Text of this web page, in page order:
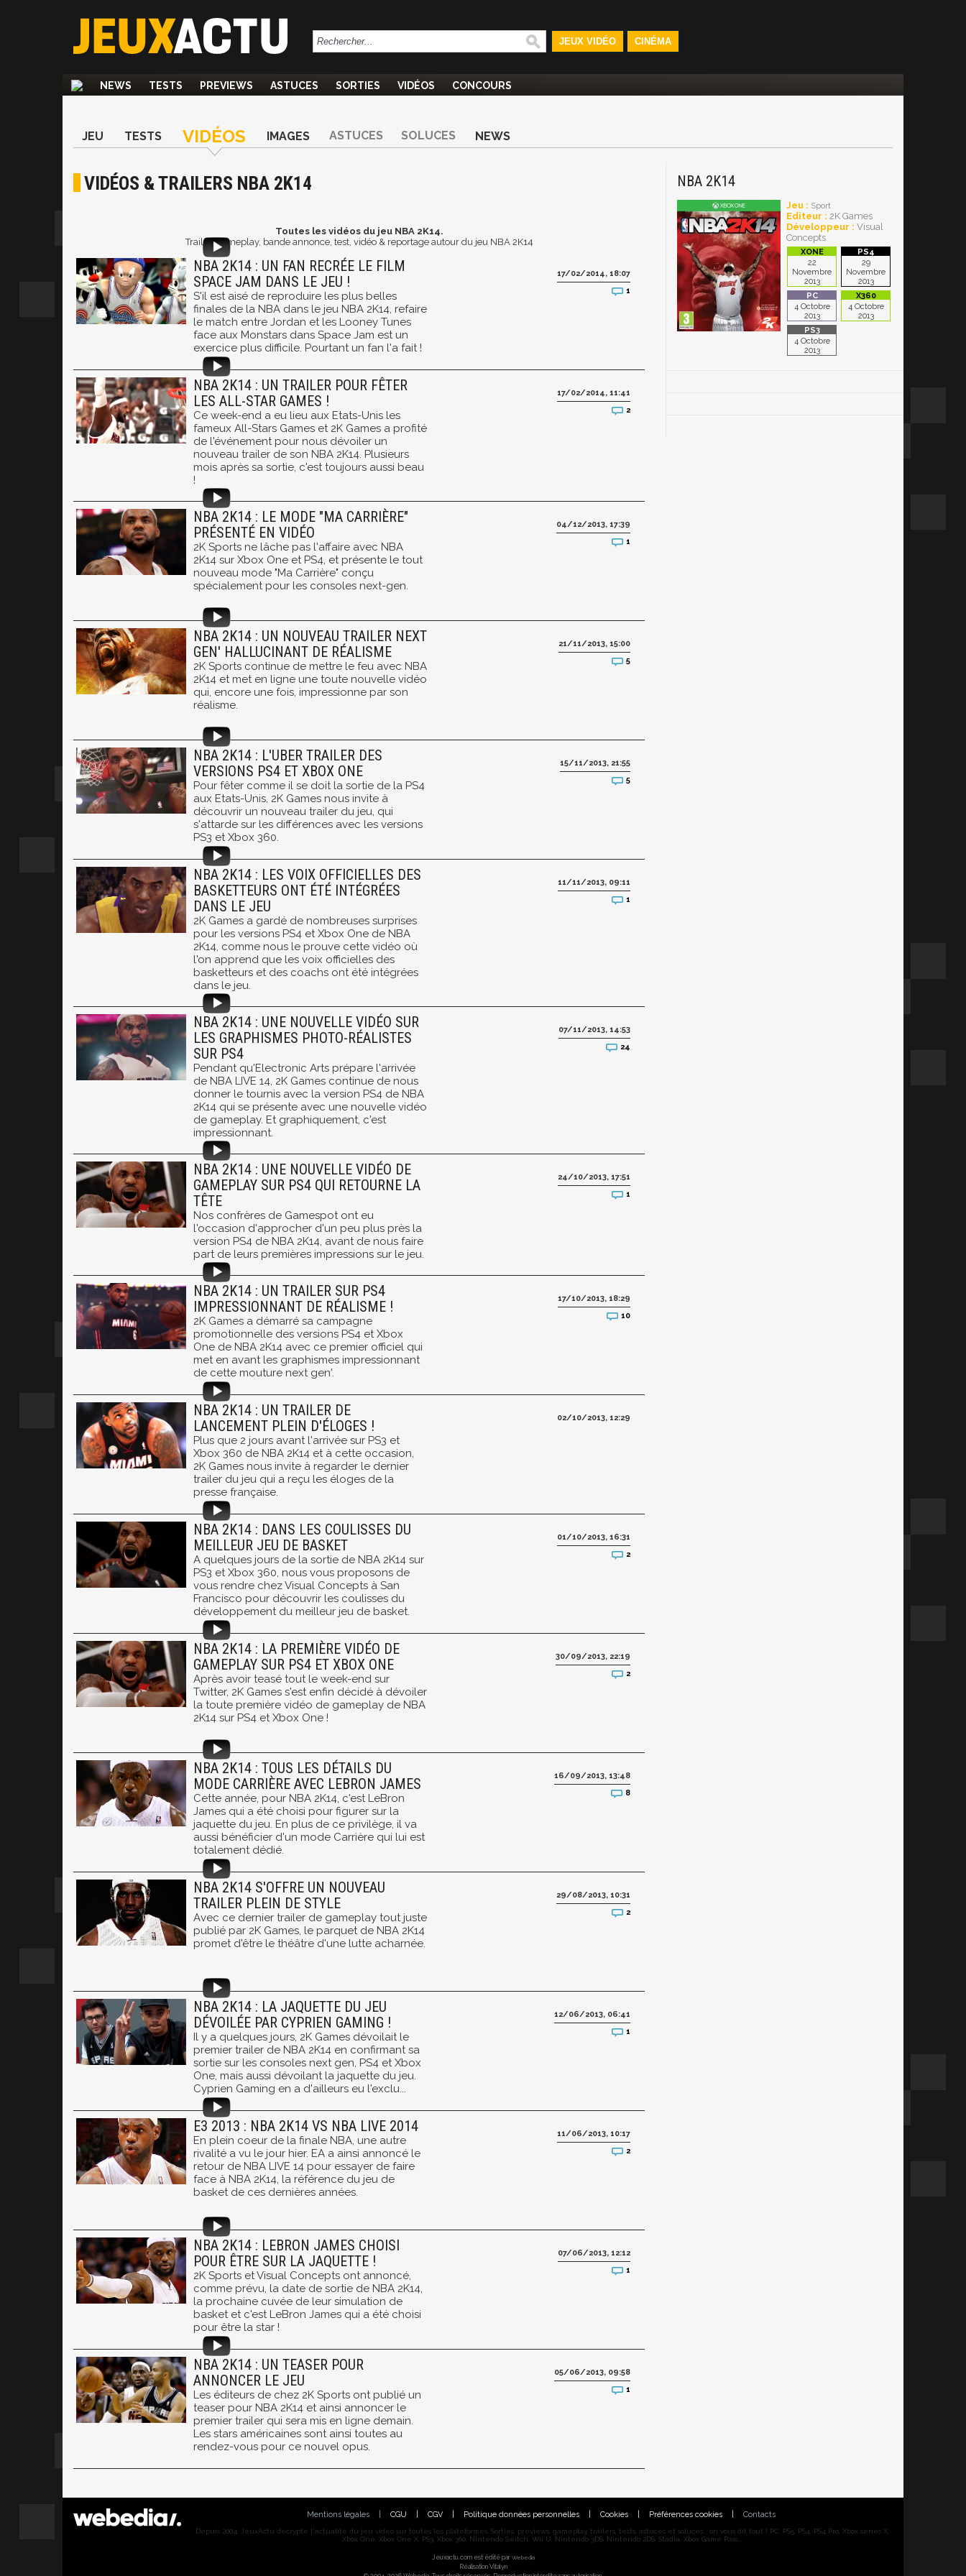
JEUX VIDÉO CINÉMA
NEWS TESTS PREVIEWS ASTUCES SORTIES VIDÉOS CONCOURS
JEU TESTS VIDÉOS IMAGES ASTUCES SOLUCES NEWS
VIDÉOS & TRAILERS NBA 2K14
Toutes les vidéos du jeu NBA 2K14.
Trailer, gameplay, bande annonce, test, vidéo & reportage autour du jeu NBA 2K14
NBA 2K14 : UN FAN RECRÉE LE FILM
SPACE JAM DANS LE JEU !
S'il est aisé de reproduire les plus belles
finales de la NBA dans le jeu NBA 2K14, refaire
le match entre Jordan et les Looney Tunes
face aux Monstars dans Space Jam est un
exercice plus difficile. Pourtant un fan l'a fait !
17/02/2014, 18:07
1
NBA 2K14 : UN TRAILER POUR FÊTER
LES ALL-STAR GAMES !
Ce week-end a eu lieu aux Etats-Unis les
fameux All-Stars Games et 2K Games a profité
de l'événement pour nous dévoiler un
nouveau trailer de son NBA 2K14. Plusieurs
mois après sa sortie, c'est toujours aussi beau
!
17/02/2014, 11:41
2
NBA 2K14 : LE MODE "MA CARRIÈRE"
PRÉSENTÉ EN VIDÉO
2K Sports ne lâche pas l'affaire avec NBA
2K14 sur Xbox One et PS4, et présente le tout
nouveau mode "Ma Carrière" conçu
spécialement pour les consoles next-gen.
04/12/2013, 17:39
1
NBA 2K14 : UN NOUVEAU TRAILER NEXT
GEN' HALLUCINANT DE RÉALISME
2K Sports continue de mettre le feu avec NBA
2K14 et met en ligne une toute nouvelle vidéo
qui, encore une fois, impressionne par son
réalisme.
21/11/2013, 15:00
5
NBA 2K14 : L'UBER TRAILER DES
VERSIONS PS4 ET XBOX ONE
Pour fêter comme il se doit la sortie de la PS4
aux Etats-Unis, 2K Games nous invite à
découvrir un nouveau trailer du jeu, qui
s'attarde sur les différences avec les versions
PS3 et Xbox 360.
15/11/2013, 21:55
5
NBA 2K14 : LES VOIX OFFICIELLES DES
BASKETTEURS ONT ÉTÉ INTÉGRÉES
DANS LE JEU
2K Games a gardé de nombreuses surprises
pour les versions PS4 et Xbox One de NBA
2K14, comme nous le prouve cette vidéo où
l'on apprend que les voix officielles des
basketteurs et des coachs ont été intégrées
dans le jeu.
11/11/2013, 09:11
1
NBA 2K14 : UNE NOUVELLE VIDÉO SUR
LES GRAPHISMES PHOTO-RÉALISTES
SUR PS4
Pendant qu'Electronic Arts prépare l'arrivée
de NBA LIVE 14, 2K Games continue de nous
donner le tournis avec la version PS4 de NBA
2K14 qui se présente avec une nouvelle vidéo
de gameplay. Et graphiquement, c'est
impressionnant.
07/11/2013, 14:53
24
NBA 2K14 : UNE NOUVELLE VIDÉO DE
GAMEPLAY SUR PS4 QUI RETOURNE LA
TÊTE
Nos confrères de Gamespot ont eu
l'occasion d'approcher d'un peu plus près la
version PS4 de NBA 2K14, avant de nous faire
part de leurs premières impressions sur le jeu.
24/10/2013, 17:51
1
NBA 2K14 : UN TRAILER SUR PS4
IMPRESSIONNANT DE RÉALISME !
2K Games a démarré sa campagne
promotionnelle des versions PS4 et Xbox
One de NBA 2K14 avec ce premier officiel qui
met en avant les graphismes impressionnant
de cette mouture next gen'.
17/10/2013, 18:29
10
NBA 2K14 : UN TRAILER DE
LANCEMENT PLEIN D'ÉLOGES !
Plus que 2 jours avant l'arrivée sur PS3 et
Xbox 360 de NBA 2K14 et à cette occasion,
2K Games nous invite à regarder le dernier
trailer du jeu qui a reçu les éloges de la
presse française.
02/10/2013, 12:29
NBA 2K14 : DANS LES COULISSES DU
MEILLEUR JEU DE BASKET
A quelques jours de la sortie de NBA 2K14 sur
PS3 et Xbox 360, nous vous proposons de
vous rendre chez Visual Concepts à San
Francisco pour découvrir les coulisses du
développement du meilleur jeu de basket.
01/10/2013, 16:31
2
NBA 2K14 : LA PREMIÈRE VIDÉO DE
GAMEPLAY SUR PS4 ET XBOX ONE
Après avoir teasé tout le week-end sur
Twitter, 2K Games s'est enfin décidé à dévoiler
la toute première vidéo de gameplay de NBA
2K14 sur PS4 et Xbox One !
30/09/2013, 22:19
2
NBA 2K14 : TOUS LES DÉTAILS DU
MODE CARRIÈRE AVEC LEBRON JAMES
Cette année, pour NBA 2K14, c'est LeBron
James qui a été choisi pour figurer sur la
jaquette du jeu. En plus de ce privilège, il va
aussi bénéficier d'un mode Carrière qui lui est
totalement dédié.
16/09/2013, 13:48
8
NBA 2K14 S'OFFRE UN NOUVEAU
TRAILER PLEIN DE STYLE
Avec ce dernier trailer de gameplay tout juste
publié par 2K Games, le parquet de NBA 2K14
promet d'être le théâtre d'une lutte acharnée.
29/08/2013, 10:31
2
NBA 2K14 : LA JAQUETTE DU JEU
DÉVOILÉE PAR CYPRIEN GAMING !
Il y a quelques jours, 2K Games dévoilait le
premier trailer de NBA 2K14 en confirmant sa
sortie sur les consoles next gen, PS4 et Xbox
One, mais aussi dévoilant la jaquette du jeu.
Cyprien Gaming en a d'ailleurs eu l'exclu...
12/06/2013, 06:41
1
E3 2013 : NBA 2K14 VS NBA LIVE 2014
En plein coeur de la finale NBA, une autre
rivalité a vu le jour hier. EA a ainsi annoncé le
retour de NBA LIVE 14 pour essayer de faire
face à NBA 2K14, la référence du jeu de
basket de ces dernières années.
11/06/2013, 10:17
2
NBA 2K14 : LEBRON JAMES CHOISI
POUR ÊTRE SUR LA JAQUETTE !
2K Sports et Visual Concepts ont annoncé,
comme prévu, la date de sortie de NBA 2K14,
la prochaine cuvée de leur simulation de
basket et c'est LeBron James qui a été choisi
pour être la star !
07/06/2013, 12:12
1
NBA 2K14 : UN TEASER POUR
ANNONCER LE JEU
Les éditeurs de chez 2K Sports ont publié un
teaser pour NBA 2K14 et ainsi annoncer le
premier trailer qui sera mis en ligne demain.
Les stars américaines sont ainsi toutes au
rendez-vous pour ce nouvel opus.
05/06/2013, 09:58
1
NBA 2K14
Jeu : Sport
Editeur : 2K Games
Développeur : Visual
Concepts
22
Novembre
2013
29
Novembre
2013
4 Octobre
2013
4 Octobre
2013
4 Octobre
2013
Mentions légales CGU CGV Politique données personnelles Cookies Préférences cookies Contacts
Depuis 2004, JeuxActu décrypte l'actualité du jeu vidéo sur toutes les plateformes. Sorties, previews, gameplay, trailers, tests, astuces et soluces... on vous dit tout ! PC, PS5, PS4, PS4 Pro, Xbox series X,
Xbox One, Xbox One X, PS3, Xbox 360, Nintendo Switch, Wii U, Nintendo 3DS, Nintendo 2DS, Stadia, Xbox Game Pass...
Jeuxactu.com est édité par Webedia
Réalisation Vitalyn